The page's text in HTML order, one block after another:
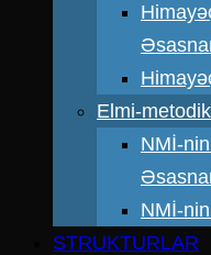
Elmi-
NMİ-
NMİ-
STRUKTURLAR